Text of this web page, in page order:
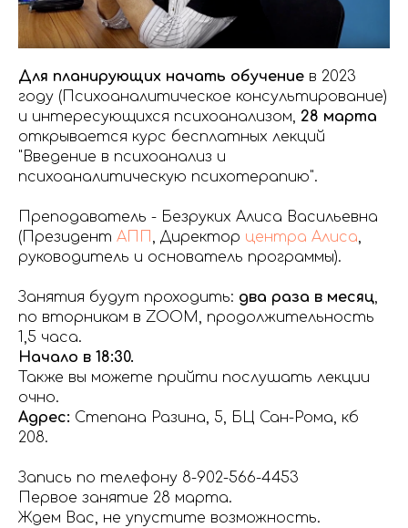
Для планирующих начать обучение в 2023
году (Психоаналитическое консультирование)
и интересующихся психоанализом, 28 марта
открывается курс бесплатных лекций
"Введение в психоанализ и
психоаналитическую психотерапию".
Преподаватель - Безруких Алиса Васильевна
(Президент АПП , Директор центра Алиса,
руководитель и основатель программы).
Занятия будут проходить: два раза в месяц,
по вторникам в ZOOM, продолжительность
1,5 часа.
Начало в 18:30.
Также вы можете прийти послушать лекции
очно.
Адрес: Степана Разина, 5, БЦ Сан-Рома, кб
208.
Запись по телефону 8-902-566-4453
Первое занятие 28 марта.
Ждем Вас, не упустите возможность.